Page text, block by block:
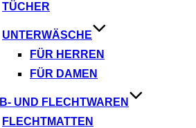
TÜCHER
UNTERWÄSCHE
FÜR HERREN
FÜR DAMEN
UND FLECHTWAREN
FLECHTMATTEN